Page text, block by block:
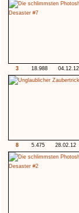
3 18.988 04.12.12
8 5.475 28.02.12